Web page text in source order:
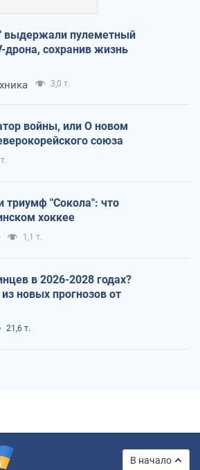
выдержали пулеметный
дрона, сохранив жизнь
3,0 т.
войны, или О новом
союза
триумф "Сокола": что
хоккее
1,1 т.
в 2026-2028 годах?
новых прогнозов от
21,6 т.
В начало